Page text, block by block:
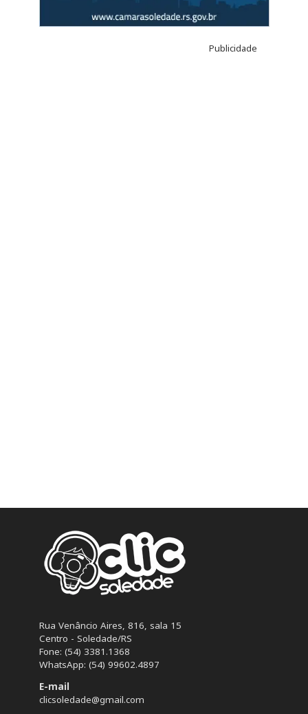
Publicidade
Rua Venâncio Aires, 816, sala 15
Centro - Soledade/RS
Fone: (54) 3381.1368
WhatsApp: (54) 99602.4897
E-mail
clicsoledade@gmail.com